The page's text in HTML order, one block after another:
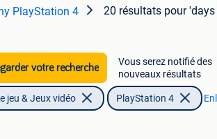
PlayStation 4 20 résultats pour
votre recherche
Vous serez notifié des
nouveaux résultats
jeu & Jeux vidéo PlayStation 4